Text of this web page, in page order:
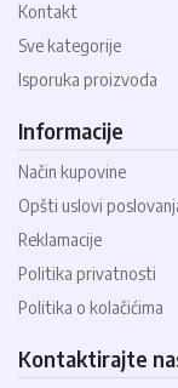
Kontakt
Sve kategorije
Isporuka proizvoda
Informacije
Način kupovine
Opšti uslovi
Reklamacije
Politika privatnosti
Politika o kolačićima
Kontaktirajte